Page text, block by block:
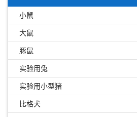
小鼠
大鼠
豚鼠
实验用兔
实验用小型猪
比格犬